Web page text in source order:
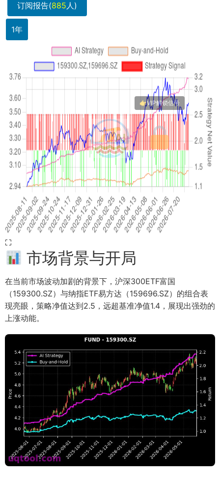
订阅报告(885人)
1年
⛶
市场背景与开局
在当前市场波动加剧的背景下，沪深300ETF富国
（159300.SZ）与纳指ETF易方达（159696.SZ）的组合表
现亮眼，策略净值达到2.5，远超基准净值1.4，展现出强劲的
上涨动能。